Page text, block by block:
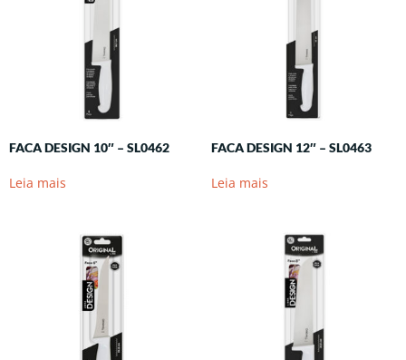
FACA DESIGN 10″ – SL0462
Leia mais
FACA DESIGN 12″ – SL0463
Leia mais